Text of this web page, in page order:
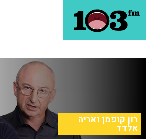
רון קופמן ואריה
אלדד